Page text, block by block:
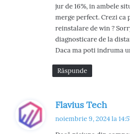
jur de 16%, in ambele
merge perfect. Crezi ca
reinstalare de win ?
diagnosticare de la
Daca ma poti indruma
Răspunde
Flavius Tech
noiembrie 9, 2024 la